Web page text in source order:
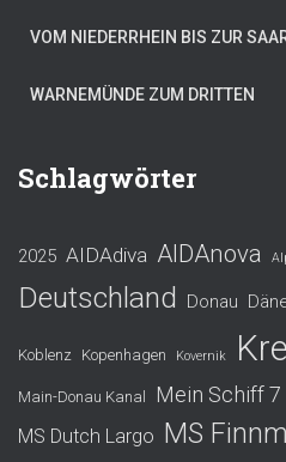
VOM NIEDERRHEIN BIS ZUR
WARNEMÜNDE ZUM DRITTEN
Schlagwörter
2025 AIDAdiva AIDAnova
Deutschland Donau
Koblenz Kopenhagen Kovernik
Main-Donau Kanal Mein Schiff 7
MS Dutch Largo MS